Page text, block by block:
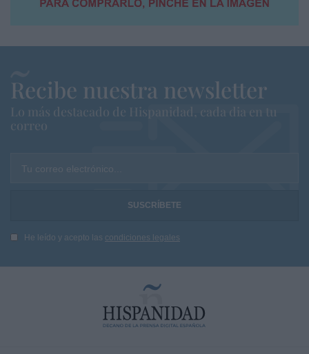
Recibe nuestra newsletter
Lo más destacado de Hispanidad, cada dia en tu
correo
Tu correo electrónico...
He leído y acepto las condiciones legales